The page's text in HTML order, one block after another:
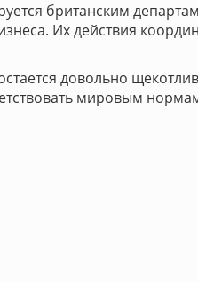
британским
Их действия
довольно
мировым